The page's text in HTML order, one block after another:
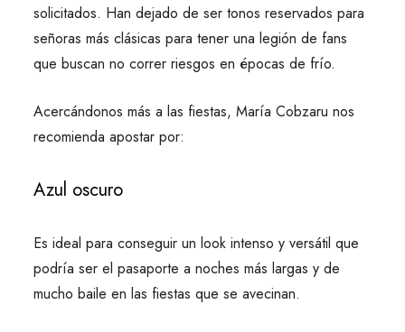
solicitados. Han dejado de ser tonos reservados para
señoras más clásicas para tener una legión de fans
que buscan no correr riesgos en épocas de frío.
Acercándonos más a las fiestas, María Cobzaru nos
recomienda apostar por:
Azul oscuro
Es ideal para conseguir un look intenso y versátil que
podría ser el pasaporte a noches más largas y de
mucho baile en las fiestas que se avecinan.